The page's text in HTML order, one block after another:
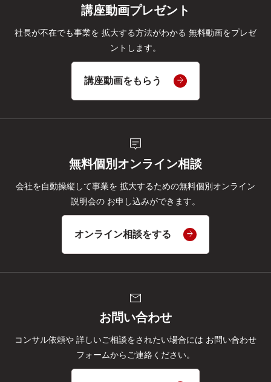
講座動画プレゼント
社長が不在でも事業を 拡大する方法がわかる 無料動画をプレゼ
ントします。
講座動画をもらう
tooltip_2
無料個別オンライン相談
会社を自動操縦して事業を 拡大するための無料個別オンライン
説明会の お申し込みができます。
オンライン相談をする
mail
お問い合わせ
コンサル依頼や 詳しいご相談をされたい場合には お問い合わせ
フォームからご連絡ください。